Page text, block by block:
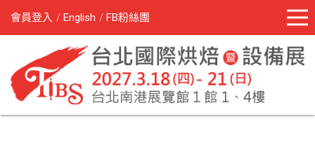
會員登入 English FB粉絲團